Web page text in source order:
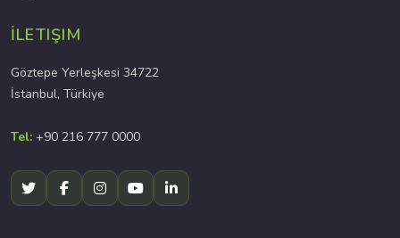
İLETIŞIM
Göztepe Yerleşkesi 34722
İstanbul, Türkiye
Tel: +90 216 777 0000